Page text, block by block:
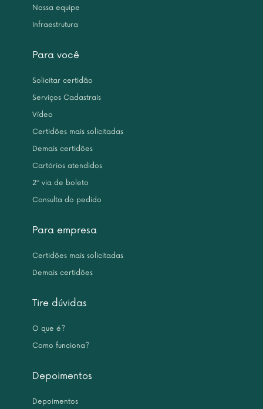
Nossa equipe
Infraestrutura
Para você
Solicitar certidão
Serviços Cadastrais
Vídeo
Certidões mais solicitadas
Demais certidões
Cartórios atendidos
2ª via de boleto
Consulta do pedido
Para empresa
Certidões mais solicitadas
Demais certidões
Tire dúvidas
O que é?
Como funciona?
Depoimentos
Depoimentos